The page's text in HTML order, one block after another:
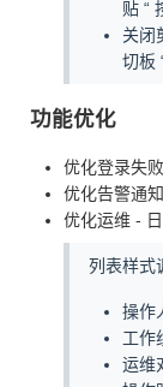
贴 “
关闭
切板
功能优化
优化登录失
优化告警通
优化运维 - 日
列表样式
操作
工作
运维